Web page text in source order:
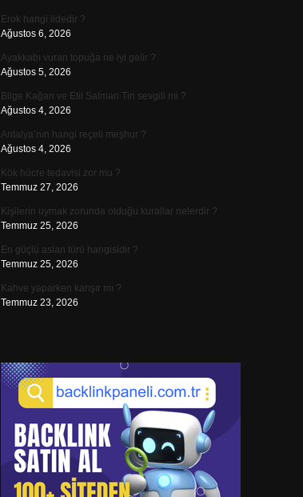
Erok hangi ildedir ?
Ağustos 6, 2026
Ayakkabı vuran topuğa ne iyi gelir ?
Ağustos 5, 2026
Bilge Kağan ve Etil Salman Tin sevgili mi ?
Ağustos 4, 2026
Antalya’nın hangi reçeli meşhur ?
Ağustos 4, 2026
Kök hücre tedavisi zor mu ?
Temmuz 27, 2026
Kişilerin uymak zorunda olduğu kurallar nelerdir ?
Temmuz 25, 2026
En güçlü aslan türü hangisidir ?
Temmuz 25, 2026
Kahve yaparken karışır mı ?
Temmuz 23, 2026